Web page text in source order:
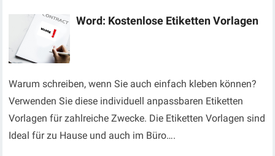
Word: Kostenlose Etiketten Vorlagen
Warum schreiben, wenn Sie auch einfach kleben können?
Verwenden Sie diese individuell anpassbaren Etiketten
Vorlagen für zahlreiche Zwecke. Die Etiketten Vorlagen sind
Ideal für zu Hause und auch im Büro….